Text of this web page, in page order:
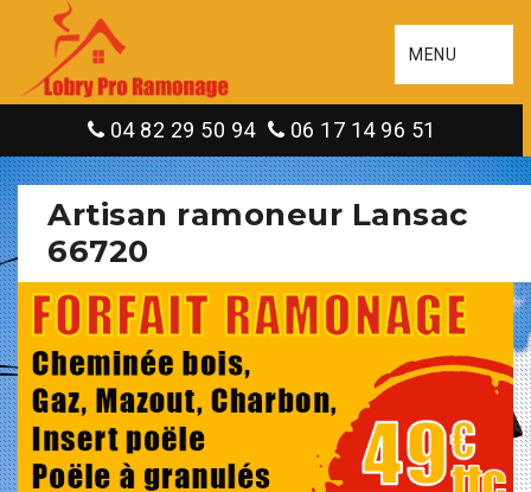
MENU
04 82 29 50 94 06 17 14 96 51
Artisan ramoneur Lansac
66720